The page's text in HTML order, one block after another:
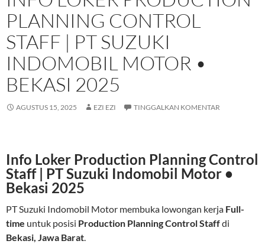
PLANNING CONTROL
STAFF | PT SUZUKI
INDOMOBIL MOTOR •
BEKASI 2025
AGUSTUS 15, 2025 EZI EZI TINGGALKAN KOMENTAR
Info Loker Production Planning Control
Staff | PT Suzuki Indomobil Motor •
Bekasi 2025
PT Suzuki Indomobil Motor membuka lowongan kerja Full-
time untuk posisi Production Planning Control Staffdi
Bekasi, Jawa Barat.